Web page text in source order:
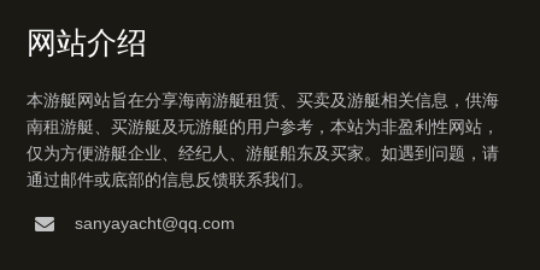
网站介绍
本游艇网站旨在分享海南游艇租赁、买卖及游艇相关信息，供海
南租游艇、买游艇及玩游艇的用户参考，本站为非盈利性网站，
仅为方便游艇企业、经纪人、游艇船东及买家。如遇到问题，请
通过邮件或底部的信息反馈联系我们。
sanyayacht@qq.com